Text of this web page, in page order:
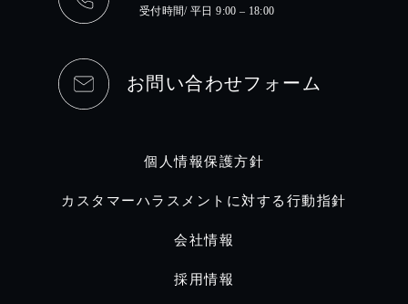
受付時間/ 平日 9:00 – 18:00
お問い合わせフォーム
個人情報保護方針
カスタマーハラスメントに対する行動指針
会社情報
採用情報